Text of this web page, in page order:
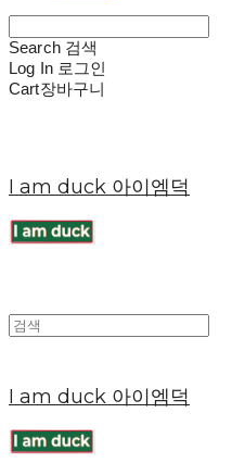
Search 검색
Log In 로그인
Cart장바구니
I am duck 아이엠덕
I am duck 아이엠덕